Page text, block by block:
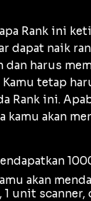
Rank ini
dapat naik
dan harus
Kamu tetap
Rank ini.
kamu akan
akan
unit scanner,